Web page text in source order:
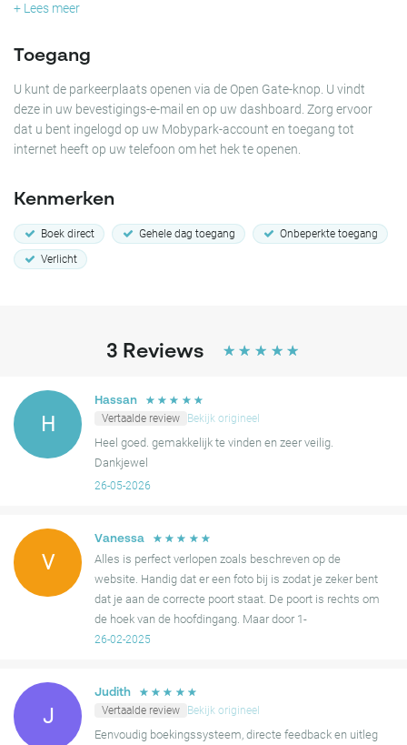
Vanaf deze parkeerlocatie kun je ook eenvoudig naar Tutankhamun
Met meerdere bushaltes en tramhaltes op slechts een paar meter
afstand, wordt het navigeren door de levendige straten van Brussel
een stressvrije ervaring, waardoor je je geen zorgen hoeft te maken
over verkeer en parkeergelegenheid.
+ Lees meer
Toegang
U kunt de parkeerplaats openen via de Open Gate-knop. U vindt
deze in uw bevestigings-e-mail en op uw dashboard. Zorg ervoor
dat u bent ingelogd op uw Mobypark-account en toegang tot
internet heeft op uw telefoon om het hek te openen.
Kenmerken
Boek direct Gehele dag toegang
Onbeperkte toegang
Verlicht
3 Reviews ☆ ☆ ☆ ☆ ☆
H
Hassan ☆ ☆ ☆ ☆ ☆
Vertaalde review
Bekijk origineel
Heel goed. gemakkelijk te vinden en zeer veilig.
Dankjewel
26-05-2026
V
Vanessa ☆ ☆ ☆ ☆ ☆
Alles is perfect verlopen zoals beschreven op de
website. Handig dat er een foto bij is zodat je zeker bent
dat je aan de correcte poort staat. De poort is rechts om
de hoek van de hoofdingang. Maar door 1-
richtingsverkeer moet je het blokje om.
26-02-2025
J
Judith ☆ ☆ ☆ ☆ ☆
Vertaalde review
Bekijk origineel
Eenvoudig boekingssysteem, directe feedback en uitleg